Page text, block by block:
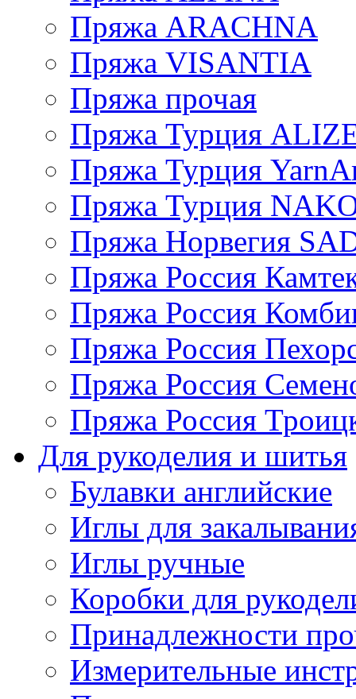
Пряжа ARACHNA
Пряжа VISANTIA
Пряжа прочая
Пряжа Турция
Пряжа Турция
Пряжа Турция
Пряжа Норвегия
Пряжа Россия
Пряжа Россия
Пряжа Россия
Пряжа Россия
Пряжа Россия
Для рукоделия и шитья
Булавки английские
Иглы для
Иглы ручные
Коробки для
Принадлежности
Измерительные